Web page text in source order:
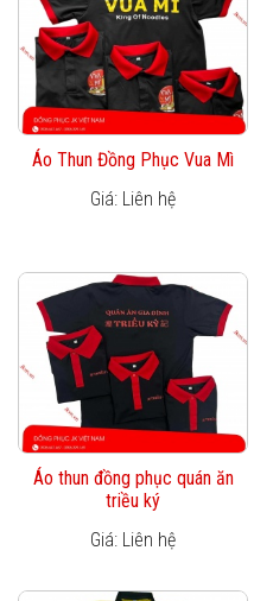
Áo Thun Đồng Phục Vua Mì
Giá: Liên hệ
Áo thun đồng phục quán ăn
triều ký
Giá: Liên hệ